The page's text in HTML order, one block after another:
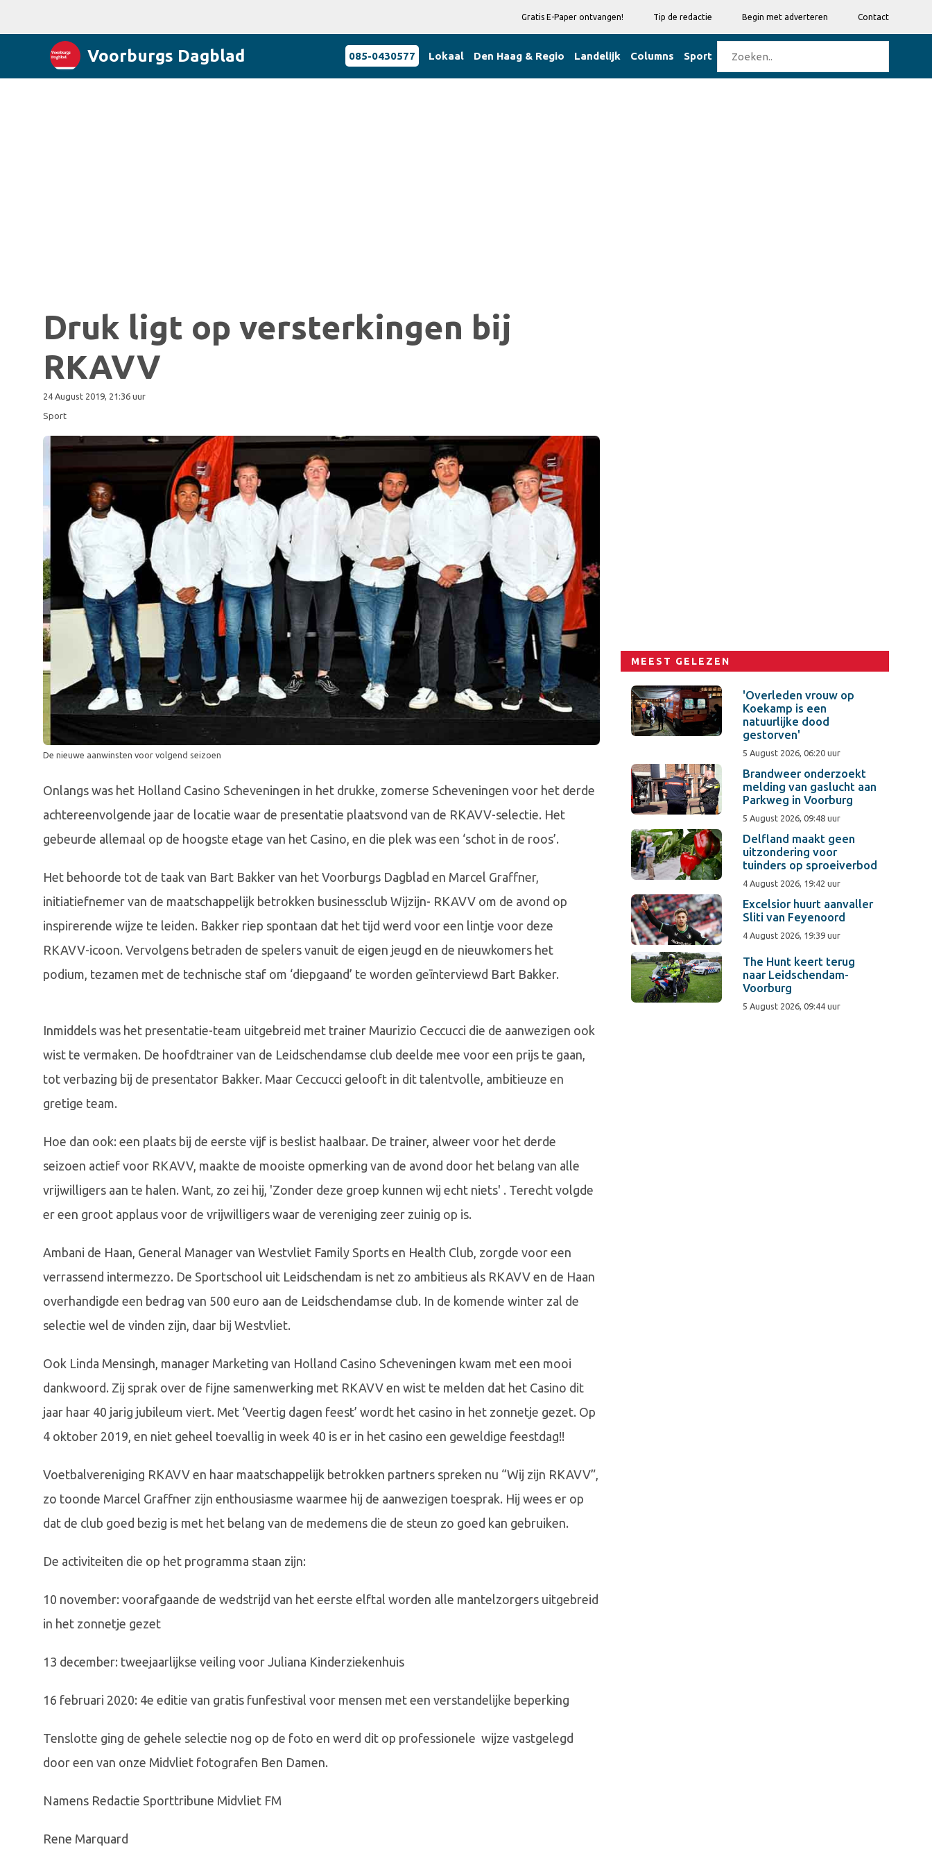
Gratis E-Paper ontvangen! Tip de redactie Begin met adverteren Contact
Voorburgs Dagblad 085-0430577 Lokaal Den Haag & Regio Landelijk Columns Sport
Druk ligt op versterkingen bij
RKAVV
24 August 2019, 21:36 uur
Sport
De nieuwe aanwinsten voor volgend seizoen
Onlangs was het Holland Casino Scheveningen in het drukke, zomerse Scheveningen voor het derde
achtereenvolgende jaar de locatie waar de presentatie plaatsvond van de RKAVV-selectie. Het
gebeurde allemaal op de hoogste etage van het Casino, en die plek was een ‘schot in de roos’.
Het behoorde tot de taak van Bart Bakker van het Voorburgs Dagblad en Marcel Graffner,
initiatiefnemer van de maatschappelijk betrokken businessclub Wijzijn- RKAVV om de avond op
inspirerende wijze te leiden. Bakker riep spontaan dat het tijd werd voor een lintje voor deze
RKAVV-icoon. Vervolgens betraden de spelers vanuit de eigen jeugd en de nieuwkomers het
podium, tezamen met de technische staf om ‘diepgaand’ te worden geïnterviewd Bart Bakker.
Inmiddels was het presentatie-team uitgebreid met trainer Maurizio Ceccucci die de aanwezigen ook
wist te vermaken. De hoofdtrainer van de Leidschendamse club deelde mee voor een prijs te gaan,
tot verbazing bij de presentator Bakker. Maar Ceccucci gelooft in dit talentvolle, ambitieuze en
gretige team.
Hoe dan ook: een plaats bij de eerste vijf is beslist haalbaar. De trainer, alweer voor het derde
seizoen actief voor RKAVV, maakte de mooiste opmerking van de avond door het belang van alle
vrijwilligers aan te halen. Want, zo zei hij, 'Zonder deze groep kunnen wij echt niets' . Terecht volgde
er een groot applaus voor de vrijwilligers waar de vereniging zeer zuinig op is.
Ambani de Haan, General Manager van Westvliet Family Sports en Health Club, zorgde voor een
verrassend intermezzo. De Sportschool uit Leidschendam is net zo ambitieus als RKAVV en de Haan
overhandigde een bedrag van 500 euro aan de Leidschendamse club. In de komende winter zal de
selectie wel de vinden zijn, daar bij Westvliet.
Ook Linda Mensingh, manager Marketing van Holland Casino Scheveningen kwam met een mooi
dankwoord. Zij sprak over de fijne samenwerking met RKAVV en wist te melden dat het Casino dit
jaar haar 40 jarig jubileum viert. Met ‘Veertig dagen feest’ wordt het casino in het zonnetje gezet. Op
4 oktober 2019, en niet geheel toevallig in week 40 is er in het casino een geweldige feestdag!!
Voetbalvereniging RKAVV en haar maatschappelijk betrokken partners spreken nu “Wij zijn RKAVV”,
zo toonde Marcel Graffner zijn enthousiasme waarmee hij de aanwezigen toesprak. Hij wees er op
dat de club goed bezig is met het belang van de medemens die de steun zo goed kan gebruiken.
De activiteiten die op het programma staan zijn:
10 november: voorafgaande de wedstrijd van het eerste elftal worden alle mantelzorgers uitgebreid
in het zonnetje gezet
13 december: tweejaarlijkse veiling voor Juliana Kinderziekenhuis
16 februari 2020: 4e editie van gratis funfestival voor mensen met een verstandelijke beperking
Tenslotte ging de gehele selectie nog op de foto en werd dit op professionele wijze vastgelegd
door een van onze Midvliet fotografen Ben Damen.
Namens Redactie Sporttribune Midvliet FM
Rene Marquard
MEEST GELEZEN
'Overleden vrouw op
Koekamp is een
natuurlijke dood
gestorven'
5 August 2026, 06:20 uur
Brandweer onderzoekt
melding van gaslucht aan
Parkweg in Voorburg
5 August 2026, 09:48 uur
Delfland maakt geen
uitzondering voor
tuinders op sproeiverbod
4 August 2026, 19:42 uur
Excelsior huurt aanvaller
Sliti van Feyenoord
4 August 2026, 19:39 uur
The Hunt keert terug
naar Leidschendam-
Voorburg
5 August 2026, 09:44 uur